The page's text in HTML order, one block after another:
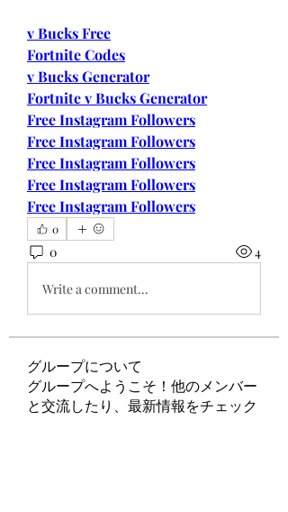
v Bucks Free
Fortnite Codes
v Bucks Generator
Fortnite v Bucks Generator
Free Instagram Followers
Free Instagram Followers
Free Instagram Followers
Free Instagram Followers
Free Instagram Followers
0
0 4
Write a comment...
グループについて
グループへようこそ！他のメンバー
と交流したり、最新情報をチェック